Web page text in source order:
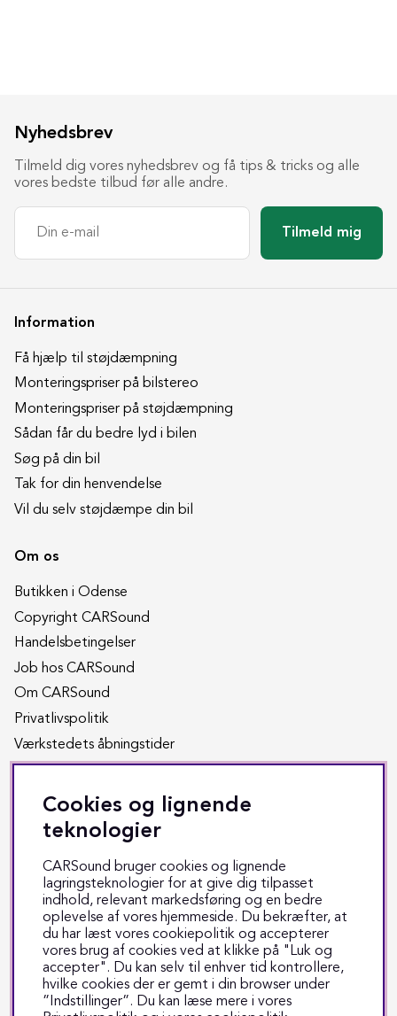
Nyhedsbrev
Tilmeld dig vores nyhedsbrev og få tips & tricks og alle
vores bedste tilbud før alle andre.
Tilmeld mig
Information
Få hjælp til støjdæmpning
Monteringspriser på bilstereo
Monteringspriser på støjdæmpning
Sådan får du bedre lyd i bilen
Søg på din bil
Tak for din henvendelse
Vil du selv støjdæmpe din bil
Om os
Butikken i Odense
Copyright CARSound
Handelsbetingelser
Job hos CARSound
Om CARSound
Privatlivspolitik
Værkstedets åbningstider
Kundeservice
Returnering
Fragt & levering
Track & trace
Kontakt os
Sociale medier
Cookies og lignende
teknologier
CARSound bruger cookies og lignende
lagringsteknologier for at give dig tilpasset
indhold, relevant markedsføring og en bedre
oplevelse af vores hjemmeside. Du bekræfter, at
du har læst vores cookiepolitik og accepterer
vores brug af cookies ved at klikke på "Luk og
accepter". Du kan selv til enhver tid kontrollere,
hvilke cookies der er gemt i din browser under
”Indstillinger”. Du kan læse mere i vores